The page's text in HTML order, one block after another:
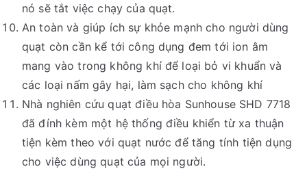
nó sẽ tắt việc chạy của quạt.
An toàn và giúp ích sự khỏe mạnh cho người dùng
quạt còn cần kể tới công dụng đem tới ion âm
mang vào trong không khí để loại bỏ vi khuẩn và
các loại nấm gây hại, làm sạch cho không khí
Nhà nghiên cứu quạt điều hòa Sunhouse SHD 7718
đã đính kèm một hệ thống điều khiển từ xa thuận
tiện kèm theo với quạt nước để tăng tính tiện dụng
cho việc dùng quạt của mọi người.